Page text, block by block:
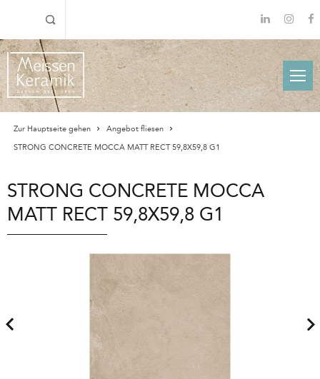
Zur Hauptseite gehen
Angebot fliesen
STRONG CONCRETE MOCCA MATT RECT 59,8X59,8 G1
STRONG CONCRETE MOCCA
MATT RECT 59,8X59,8 G1